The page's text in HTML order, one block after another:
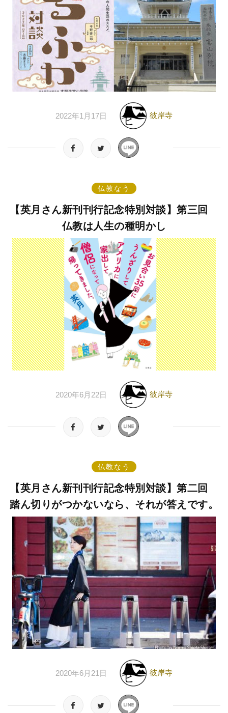
2022年1月17日 彼岸寺
仏教なう
【英月さん新刊刊行記念特別対談】第三回
仏教は人生の種明かし
2020年6月22日 彼岸寺
仏教なう
【英月さん新刊刊行記念特別対談】第二回
踏ん切りがつかないなら、それが答えです。
2020年6月21日 彼岸寺